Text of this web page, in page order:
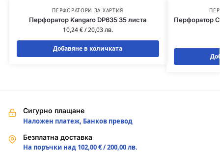
ПЕРФОРАТОРИ ЗА ХАРТИЯ
Перфоратор Kangaro DP635 35 листа
10,24€/20,03лв.
Добавяне в количката
Перфоратор
Сигурно плащане
Наложен платеж, Банков превод
Безплатна доставка
На поръчки над 102,00 € / 200,00 лв.